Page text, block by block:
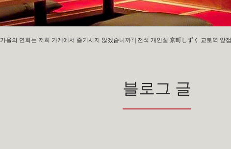
가을의 연회는 저희 가게에서 즐기시지 않겠습니까? | 전석 개인실 京町しずく 교토역 앞점
블로그 글